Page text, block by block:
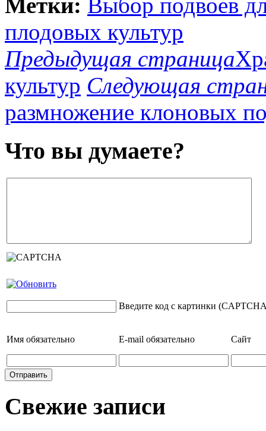
Метки: Выбор подвоев
плодовых культур
Предыдущая страница
культур Следующая
размножение клоновых
Что вы думаете?
Введите код с картинки
Имя обязательно E-mail обязательно Сайт
Свежие записи